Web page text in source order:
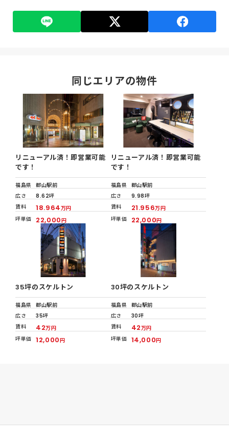
同じエリアの物件
リニューアル済！即営業可能
です！
福島県
郡山駅前
広さ
8.62坪
賃料
18.964万円
坪単価
22,000円
リニューアル済！即営業可能
です！
福島県
郡山駅前
広さ
9.98坪
賃料
21.956万円
坪単価
22,000円
35坪のスケルトン
福島県
郡山駅前
広さ
35坪
賃料
42万円
坪単価 12,000円
30坪のスケルトン
福島県
郡山駅前
広さ
30坪
賃料
42万円
坪単価 14,000円